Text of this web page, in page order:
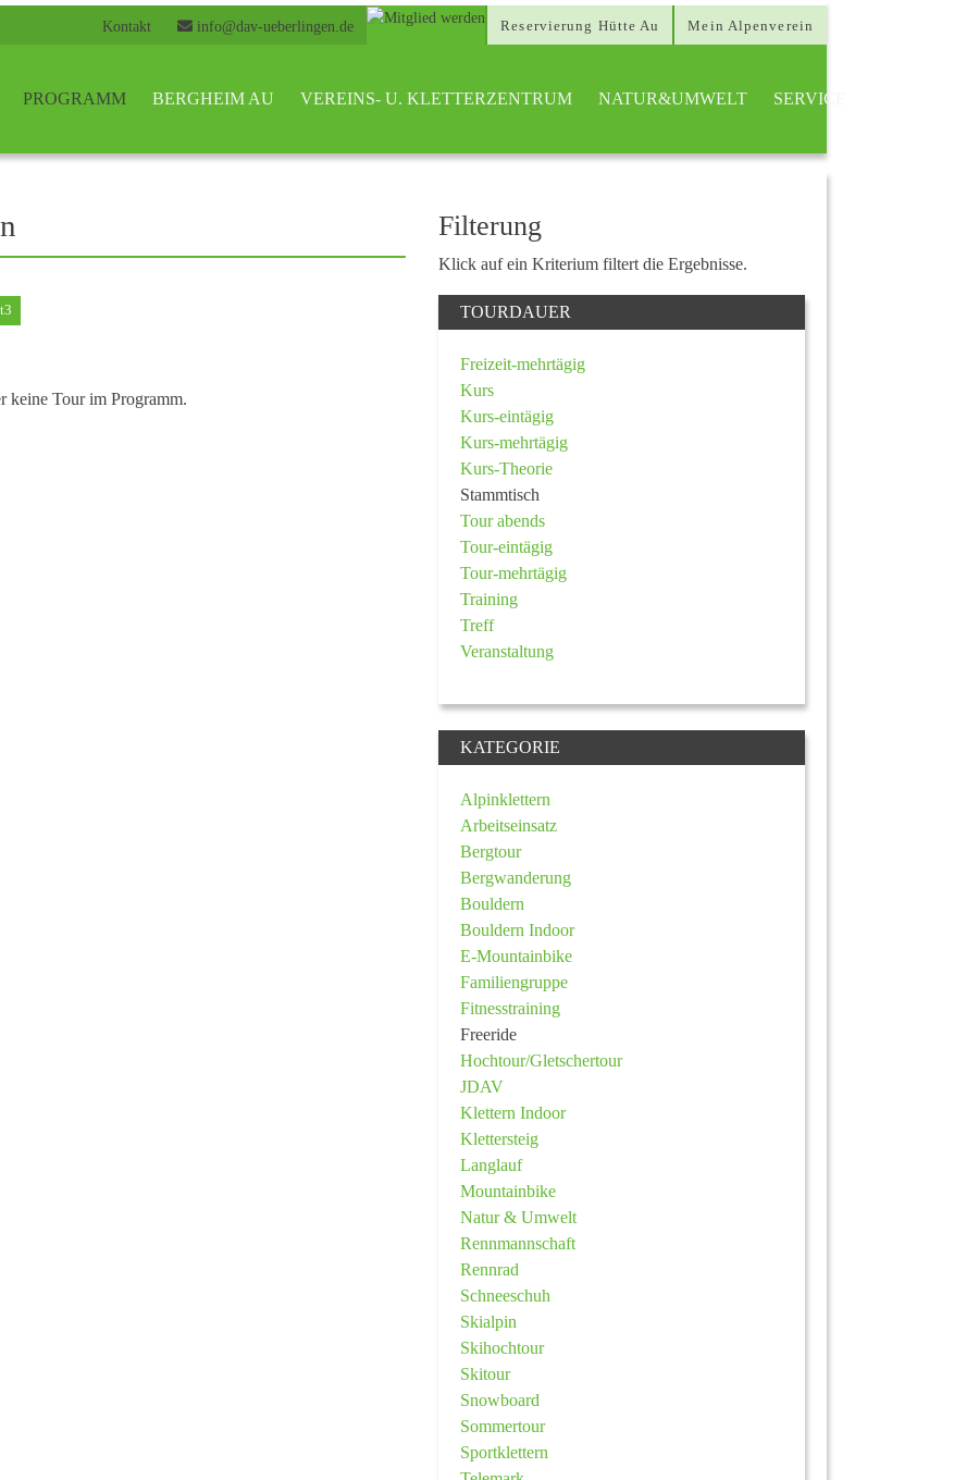
Kontakt info@dav-ueberlingen.de Reservierung Hütte Au Mein Alpenverein
PROGRAMM BERGHEIM AU VEREINS- U. KLETTERZENTRUM NATUR&UMWELT SERVICE
keine Tour im Programm.
Filterung
Klick auf ein Kriterium filtert die Ergebnisse.
TOURDAUER
Freizeit-mehrtägig
Kurs
Kurs-eintägig
Kurs-mehrtägig
Kurs-Theorie
Stammtisch
Tour abends
Tour-eintägig
Tour-mehrtägig
Training
Treff
Veranstaltung
KATEGORIE
Alpinklettern
Arbeitseinsatz
Bergtour
Bergwanderung
Bouldern
Bouldern Indoor
E-Mountainbike
Familiengruppe
Fitnesstraining
Freeride
Hochtour/Gletschertour
JDAV
Klettern Indoor
Klettersteig
Langlauf
Mountainbike
Natur & Umwelt
Rennmannschaft
Rennrad
Schneeschuh
Skialpin
Skihochtour
Skitour
Snowboard
Sommertour
Sportklettern